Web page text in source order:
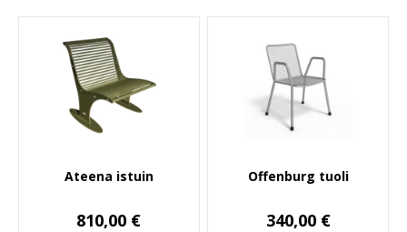
Ateena istuin
810,00 €
Offenburg tuoli
340,00 €